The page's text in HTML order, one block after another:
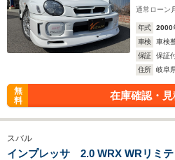
通常ローン
年式 2000
車検
車検
保証
保証
住所
岐阜
無
料
在庫確認・
スバル
インプレッサ 2.0 WRX WRリミ